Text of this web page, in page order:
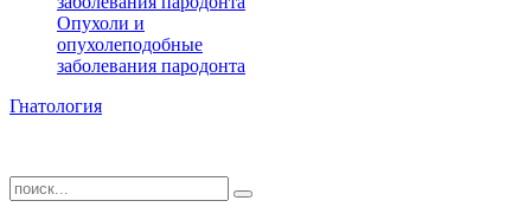
Опухоли и
опухолеподобные
заболевания пародонта
Гнатология